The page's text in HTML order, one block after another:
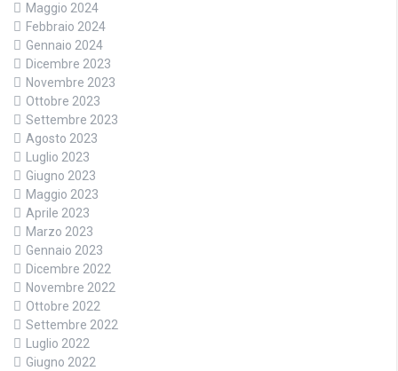
Maggio 2024
Febbraio 2024
Gennaio 2024
Dicembre 2023
Novembre 2023
Ottobre 2023
Settembre 2023
Agosto 2023
Luglio 2023
Giugno 2023
Maggio 2023
Aprile 2023
Marzo 2023
Gennaio 2023
Dicembre 2022
Novembre 2022
Ottobre 2022
Settembre 2022
Luglio 2022
Giugno 2022